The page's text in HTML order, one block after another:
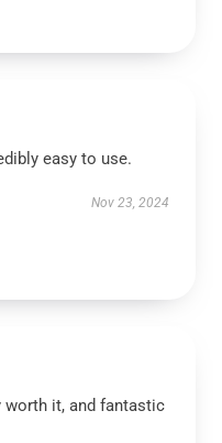
easy to use.
Nov 23, 2024
worth it, and fantastic